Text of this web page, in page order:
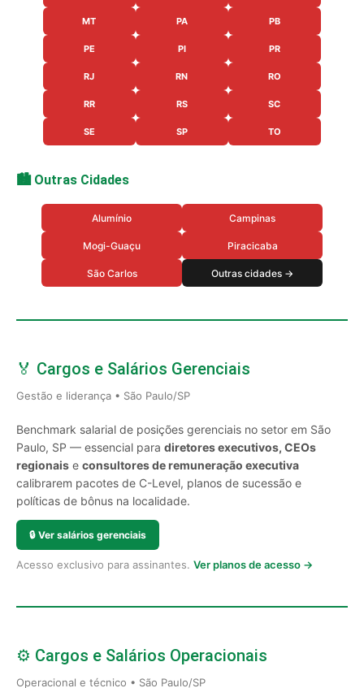
MT PA PB
PE PI PR
RJ RN RO
RR RS SC
SE SP TO
🏙️ Outras Cidades
Alumínio Campinas
Mogi-Guaçu Piracicaba
São Carlos Outras cidades →
🏅 Cargos e Salários Gerenciais
Gestão e liderança • São Paulo/SP
Benchmark salarial de posições gerenciais no setor em São
Paulo, SP — essencial para diretores executivos, CEOs
regionais e consultores de remuneração executiva
calibrarem pacotes de C-Level, planos de sucessão e
políticas de bônus na localidade.
🔒 Ver salários gerenciais
Acesso exclusivo para assinantes. Ver planos de acesso →
⚙️ Cargos e Salários Operacionais
Operacional e técnico • São Paulo/SP